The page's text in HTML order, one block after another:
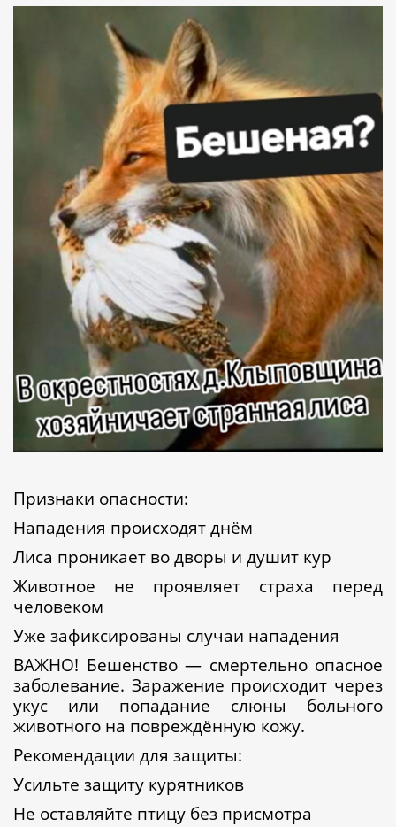
Признаки опасности:
Нападения происходят днём
Лиса проникает во дворы и душит кур
Животное не проявляет страха перед
человеком
Уже зафиксированы случаи нападения
ВАЖНО! Бешенство — смертельно опасное
заболевание. Заражение происходит через
укус или попадание слюны больного
животного на повреждённую кожу.
Рекомендации для защиты:
Усильте защиту курятников
Не оставляйте птицу без присмотра